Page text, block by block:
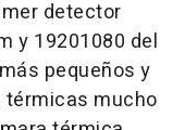
detector
y 19201080 del
pequeños y
térmicas mucho